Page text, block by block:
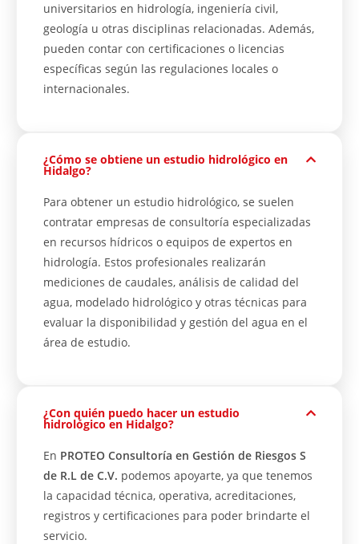
universitarios en hidrología, ingeniería civil,
geología u otras disciplinas relacionadas. Además,
pueden contar con certificaciones o licencias
específicas según las regulaciones locales o
internacionales.
¿Cómo se obtiene un estudio hidrológico en
Hidalgo?
Para obtener un estudio hidrológico, se suelen
contratar empresas de consultoría especializadas
en recursos hídricos o equipos de expertos en
hidrología. Estos profesionales realizarán
mediciones de caudales, análisis de calidad del
agua, modelado hidrológico y otras técnicas para
evaluar la disponibilidad y gestión del agua en el
área de estudio.
¿Con quién puedo hacer un estudio
hidrológico en Hidalgo?
En PROTEO Consultoría en Gestión de Riesgos S
de R.L de C.V. podemos apoyarte, ya que tenemos
la capacidad técnica, operativa, acreditaciones,
registros y certificaciones para poder brindarte el
servicio.